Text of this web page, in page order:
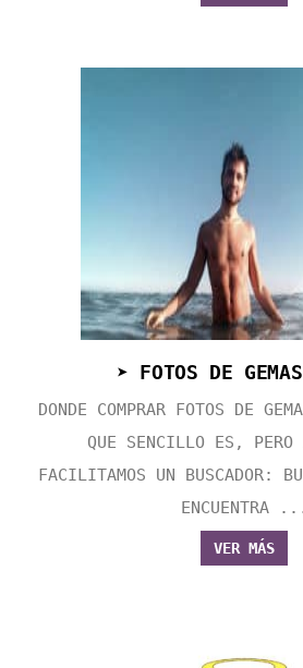
➤ FOTOS DE
DONDE COMPRAR FOTOS DE
QUE SENCILLO ES, PERO
FACILITAMOS UN BUSCADOR:
ENCUENTRA
VER MÁS